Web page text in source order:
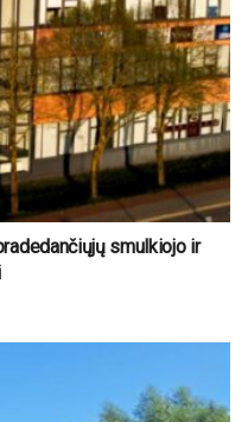
smulkiojo ir